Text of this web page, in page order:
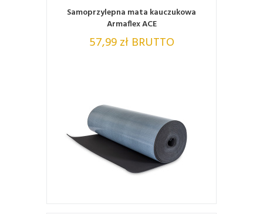
Samoprzylepna mata kauczukowa
Armaflex ACE
57,99 zł BRUTTO